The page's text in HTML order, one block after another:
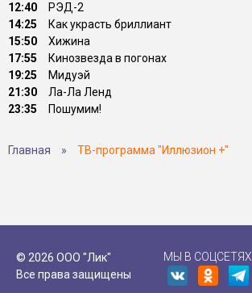
12:40
РЭД-2
14:25
Как украсть бриллиант
15:50
Хижина
17:55
Кинозвезда в погонах
19:25
Мидуэй
21:30
Ла-Ла Ленд
23:35
Пошумим!
Главная » ТВ-программа "Иллюзион +"
© 2026 ООО "Лик"
Все права защищены
МЫ В СОЦСЕТЯХ